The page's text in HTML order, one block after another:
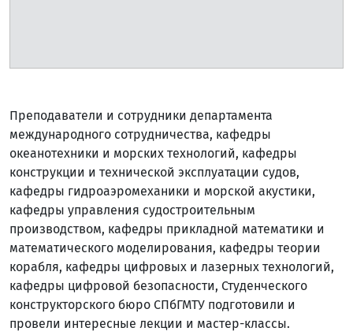
Преподаватели и сотрудники департамента
международного сотрудничества, кафедры
океанотехники и морских технологий, кафедры
конструкции и технической эксплуатации судов,
кафедры гидроаэромеханики и морской акустики,
кафедры управления судостроительным
производством, кафедры прикладной математики и
математического моделирования, кафедры теории
корабля, кафедры цифровых и лазерных технологий,
кафедры цифровой безопасности, Студенческого
конструкторского бюро СПбГМТУ подготовили и
провели интересные лекции и мастер-классы.